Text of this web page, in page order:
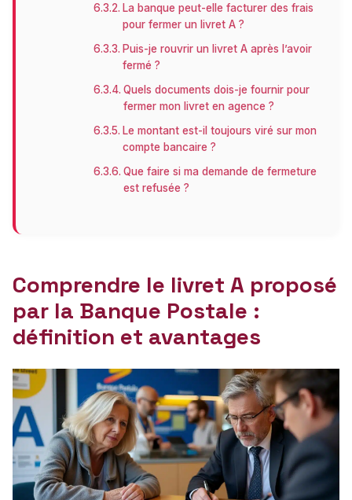
La banque peut-elle facturer des frais
pour fermer un livret A ?
Puis-je rouvrir un livret A après l’avoir
fermé ?
Quels documents dois-je fournir pour
fermer mon livret en agence ?
Le montant est-il toujours viré sur mon
compte bancaire ?
Que faire si ma demande de fermeture
est refusée ?
Comprendre le livret A proposé
par la Banque Postale :
définition et avantages